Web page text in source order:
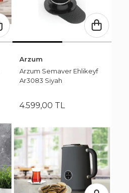
Arzum
Arzum Semaver Ehlikeyf
Ar3083 Siyah
4.599,00 TL